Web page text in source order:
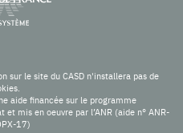
sur le site du CASD n'installera pas de
aide financée sur le programme
et mis en oeuvre par l’ANR (aide n° ANR-
17)